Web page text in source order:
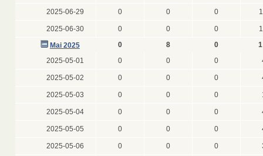
2025-06-29 0 0 0
2025-06-30 0 0 0
Mai 2025
0 8 0
2025-05-01
0 0 0
2025-05-02 0 0 0
2025-05-03 0 0 0
2025-05-04 0 0 0
2025-05-05 0 0 0
2025-05-06 0 0 0